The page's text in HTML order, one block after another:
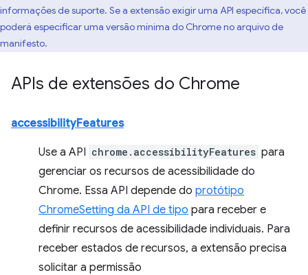
informações de suporte. Se a extensão exigir uma API específica, você
poderá especificar uma versão mínima do Chrome no arquivo de
manifesto.
APIs de extensões do Chrome
accessibilityFeatures
Use a API chrome.accessibilityFeatures para
gerenciar os recursos de acessibilidade do
Chrome. Essa API depende do protótipo
ChromeSetting da API de tipo para receber e
definir recursos de acessibilidade individuais. Para
receber estados de recursos, a extensão precisa
solicitar a permissão